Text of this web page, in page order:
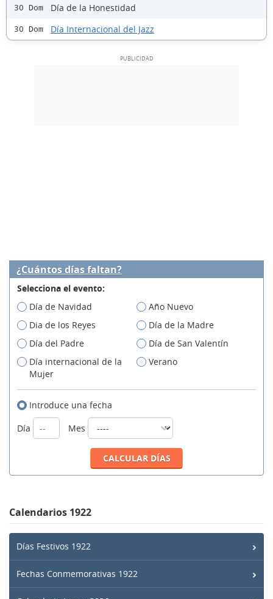
30 Dom Día de la Honestidad
30 Dom Día Internacional del Jazz
¿Cuántos días faltan?
Selecciona el evento:
Día de Navidad
Año Nuevo
Dia de los Reyes
Día de la Madre
Día del Padre
Día de San Valentín
Día internacional de la
Mujer
Verano
Introduce una fecha
Día
Mes
Calendarios 1922
Días Festivos 1922
Fechas Conmemorativas 1922